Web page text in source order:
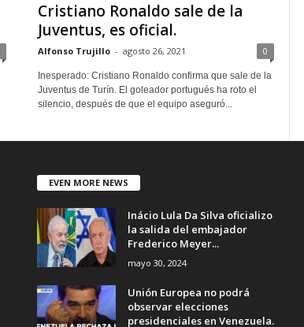
Cristiano Ronaldo sale de la
Juventus, es oficial.
Alfonso Trujillo - agosto 26, 2021 0
Inesperado: Cristiano Ronaldo confirma que sale de la
Juventus de Turín. El goleador portugués ha roto el
silencio, después de que el equipo aseguró...
EVEN MORE NEWS
Inácio Lula Da Silva oficializo
la salida del embajador
Frederico Meyer...
mayo 30, 2024
Unión Europea no podrá
observar elecciones
presidenciales en Venezuela.